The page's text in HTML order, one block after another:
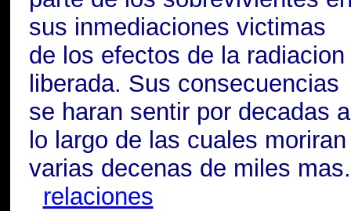
sus inmediaciones victimas
de los efectos de la radiacion
liberada. Sus consecuencias
se haran sentir por decadas a
lo largo de las cuales moriran
varias decenas de miles mas.
relaciones